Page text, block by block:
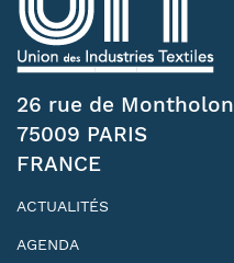
26 rue de Montholon
75009 PARIS
FRANCE
ACTUALITÉS
AGENDA